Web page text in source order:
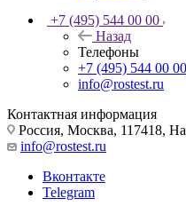
+7 (495) 544 00 00
Назад
Телефоны
+7 (495) 544 00 00
info@rostest.ru
Контактная информация
Россия, Москва, 117418,
info@rostest.ru
Вконтакте
Telegram